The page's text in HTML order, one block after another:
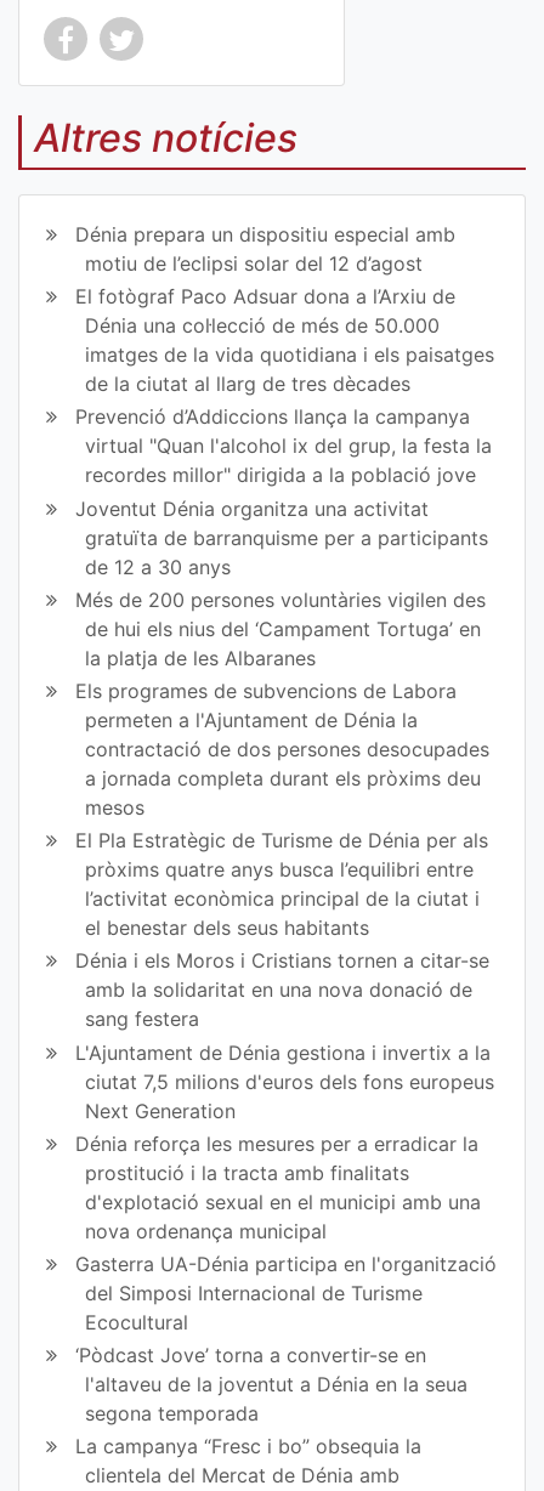
Co
mp
art
ir
en
Fa
ce
bo
ok
Co
mp
art
en
Tw
itt
er
Altres notícies
Dénia prepara un dispositiu especial amb
motiu de l’eclipsi solar del 12 d’agost
El fotògraf Paco Adsuar dona a l’Arxiu de
Dénia una col·lecció de més de 50.000
imatges de la vida quotidiana i els paisatges
de la ciutat al llarg de tres dècades
Prevenció d’Addiccions llança la campanya
virtual "Quan l'alcohol ix del grup, la festa la
recordes millor" dirigida a la població jove
Joventut Dénia organitza una activitat
gratuïta de barranquisme per a participants
de 12 a 30 anys
Més de 200 persones voluntàries vigilen des
de hui els nius del ‘Campament Tortuga’ en
la platja de les Albaranes
Els programes de subvencions de Labora
permeten a l'Ajuntament de Dénia la
contractació de dos persones desocupades
a jornada completa durant els pròxims deu
mesos
El Pla Estratègic de Turisme de Dénia per als
pròxims quatre anys busca l’equilibri entre
l’activitat econòmica principal de la ciutat i
el benestar dels seus habitants
Dénia i els Moros i Cristians tornen a citar-se
amb la solidaritat en una nova donació de
sang festera
L'Ajuntament de Dénia gestiona i invertix a la
ciutat 7,5 milions d'euros dels fons europeus
Next Generation
Dénia reforça les mesures per a erradicar la
prostitució i la tracta amb finalitats
d'explotació sexual en el municipi amb una
nova ordenança municipal
Gasterra UA-Dénia participa en l'organització
del Simposi Internacional de Turisme
Ecocultural
‘Pòdcast Jove’ torna a convertir-se en
l'altaveu de la joventut a Dénia en la seua
segona temporada
La campanya “Fresc i bo” obsequia la
clientela del Mercat de Dénia amb